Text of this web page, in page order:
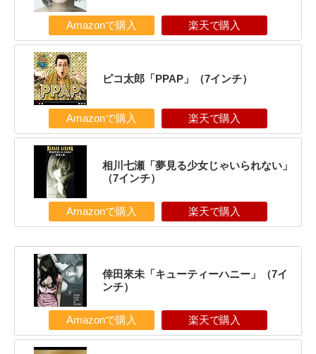
Amazonで購入 楽天で購入
ピコ太郎「PPAP」（7インチ）
Amazonで購入 楽天で購入
相川七瀬「夢見る少女じゃいられない」
（7インチ）
Amazonで購入 楽天で購入
倖田來未「キューティーハニー」（7イ
ンチ）
Amazonで購入 楽天で購入